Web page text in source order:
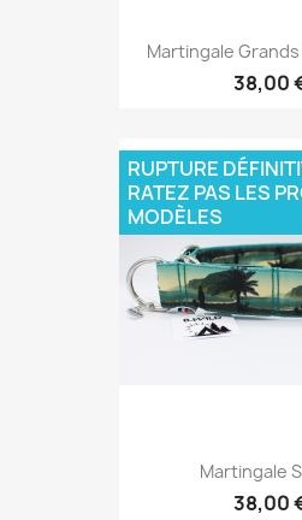
Martingale Grands
38,00
Martingale
38,00
RUPTURE
RATEZ PAS LES
MODÈLES